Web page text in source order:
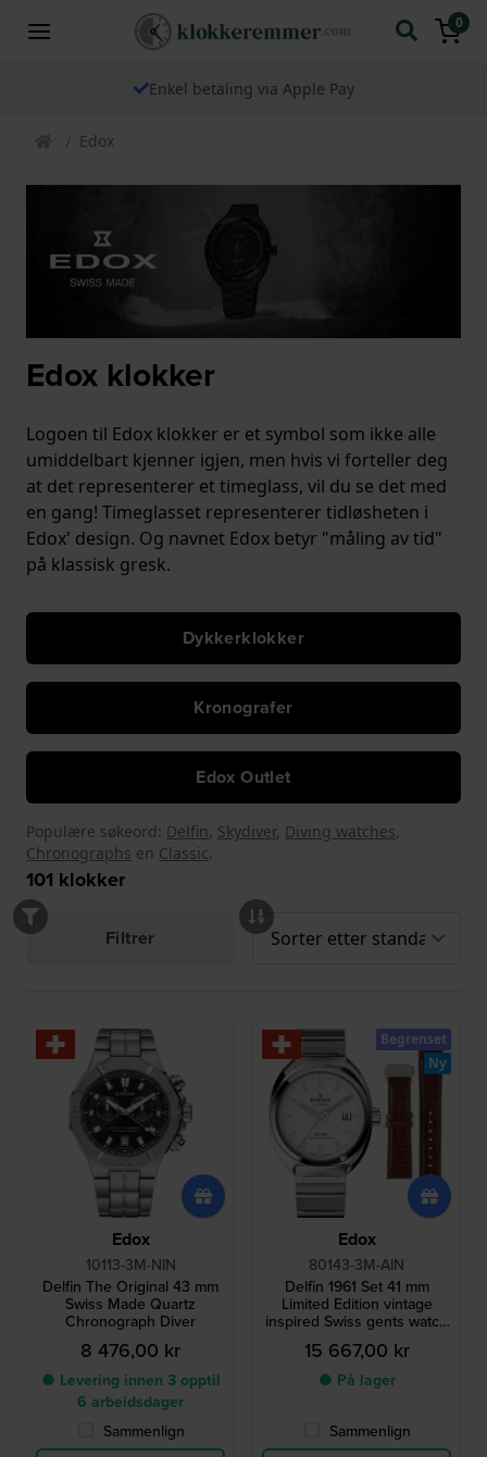
0
Enkel betaling via Apple Pay
Edox
Edox klokker
Logoen til Edox klokker er et symbol som ikke alle
umiddelbart kjenner igjen, men hvis vi forteller deg
at det representerer et timeglass, vil du se det med
en gang! Timeglasset representerer tidløsheten i
Edox' design. Og navnet Edox betyr "måling av tid"
på klassisk gresk.
Dykkerklokker
Kronografer
Edox Outlet
Populære søkeord: Delfin, Skydiver, Diving watches,
Chronographs en Classic.
101 klokker
Filtrer
Edox
10113-3M-NIN
Delfin The Original 43 mm
Swiss Made Quartz
Chronograph Diver
8 476,00 kr
● Levering innen 3 opptil
6 arbeidsdager
Sammenlign
Edox
80143-3M-AIN
Delfin 1961 Set 41 mm
Limited Edition vintage
inspired Swiss gents watch
with extra leather strap
15 667,00 kr
● På lager
Sammenlign
Begrenset
Ny